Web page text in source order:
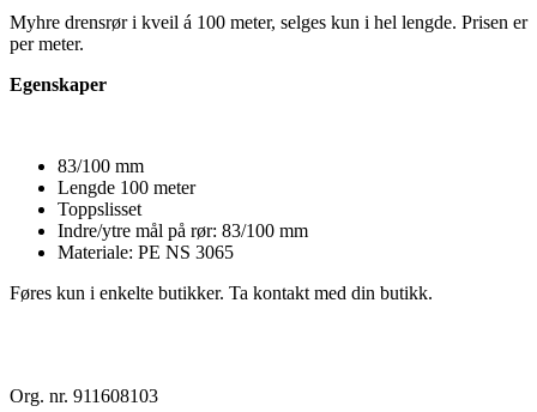
Myhre drensrør i kveil á 100 meter, selges kun i hel lengde. Prisen er
per meter.
Egenskaper
83/100 mm
Lengde 100 meter
Toppslisset
Indre/ytre mål på rør: 83/100 mm
Materiale: PE NS 3065
Føres kun i enkelte butikker. Ta kontakt med din butikk.
Org. nr. 911608103